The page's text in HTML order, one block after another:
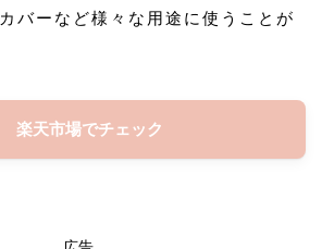
バーなど様々な用途に使うことが
楽天市場でチェック